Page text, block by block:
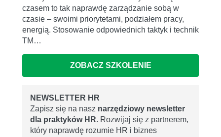
czasem to tak naprawdę zarządzanie sobą w
czasie – swoimi priorytetami, podziałem pracy,
energią. Stosowanie odpowiednich taktyk i technik
TM…
ZOBACZ SZKOLENIE
NEWSLETTER HR
Zapisz się na nasz narzędziowy newsletter
dla praktyków HR. Rozwijaj się z partnerem,
który naprawdę rozumie HR i biznes